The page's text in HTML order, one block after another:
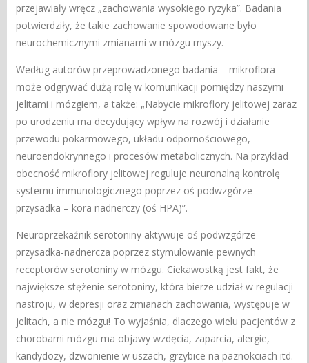
przejawiały wręcz „zachowania wysokiego ryzyka”. Badania
potwierdziły, że takie zachowanie spowodowane było
neurochemicznymi zmianami w mózgu myszy.
Według autorów przeprowadzonego badania – mikroflora
może odgrywać dużą rolę w komunikacji pomiędzy naszymi
jelitami i mózgiem, a także: „Nabycie mikroflory jelitowej zaraz
po urodzeniu ma decydujący wpływ na rozwój i działanie
przewodu pokarmowego, układu odpornościowego,
neuroendokrynnego i procesów metabolicznych. Na przykład
obecność mikroflory jelitowej reguluje neuronalną kontrolę
systemu immunologicznego poprzez oś podwzgórze –
przysadka – kora nadnerczy (oś HPA)”.
Neuroprzekaźnik serotoniny aktywuje oś podwzgórze-
przysadka-nadnercza poprzez stymulowanie pewnych
receptorów serotoniny w mózgu. Ciekawostką jest fakt, że
największe stężenie serotoniny, która bierze udział w regulacji
nastroju, w depresji oraz zmianach zachowania, występuje w
jelitach, a nie mózgu! To wyjaśnia, dlaczego wielu pacjentów z
chorobami mózgu ma objawy wzdęcia, zaparcia, alergie,
kandydozy, dzwonienie w uszach, grzybice na paznokciach itd.